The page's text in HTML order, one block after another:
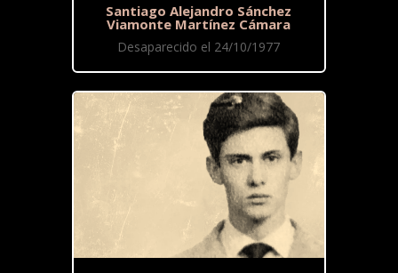
Santiago Alejandro Sánchez
Viamonte Martínez Cámara
Desaparecido el 24/10/1977